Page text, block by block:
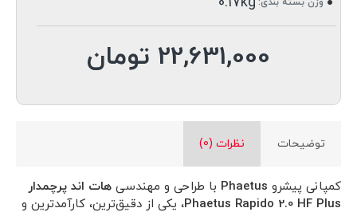
22,631,000 تومان
توضیحات نظرات (0)
کمپانی پیشرو Phaetus با طراحی و مهندسی هات اند پرچمدار
Phaetus Rapido 2.0 HF Plus، یکی از دقیق‌ترین، کارآمدترین و